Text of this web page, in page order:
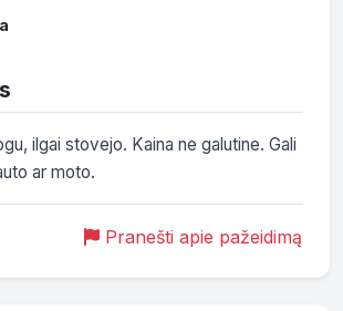
ilgai stovejo. Kaina ne galutine. Gali
ar moto.
Pranešti apie pažeidimą